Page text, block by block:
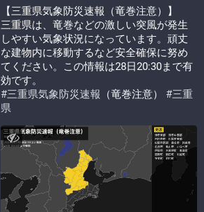
【三重県気象防災速報（竜巻注意）】
三重県は、竜巻などの激しい突風が発生
しやすい気象状況になっています。頑丈
な建物内に移動するなど安全確保に努め
てください。この情報は28日20:30まで有
効です。
#三重県気象防災速報 （竜巻注意） #三重
県